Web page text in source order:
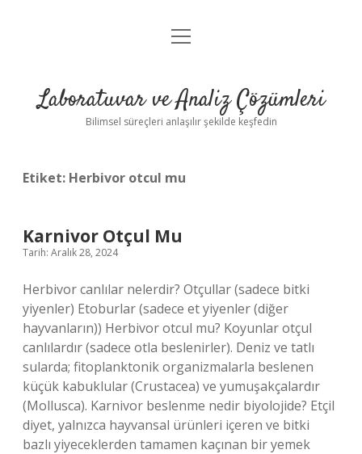
Anasayfa
Yasal Uyarı
menüyü
Laboratuvar ve Analiz Çözümleri
Bilimsel süreçleri anlaşılır şekilde keşfedin
Etiket: Herbivor otcul mu
Karnivor Otçul Mu
Tarih: Aralık 28, 2024
Herbivor canlılar nelerdir? Otçullar (sadece bitki
yiyenler) Etoburlar (sadece et yiyenler (diğer
hayvanların)) Herbivor otcul mu? Koyunlar otçul
canlılardır (sadece otla beslenirler). Deniz ve tatlı
sularda; fitoplanktonik organizmalarla beslenen
küçük kabuklular (Crustacea) ve yumuşakçalardır
(Mollusca). Karnivor beslenme nedir biyolojide? Etçil
diyet, yalnızca hayvansal ürünleri içeren ve bitki
bazlı yiyeceklerden tamamen kaçınan bir yemek